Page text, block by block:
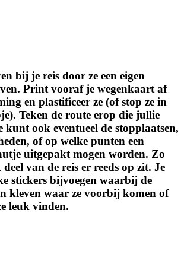
bij je reis door ze een eigen
Print vooraf je wegenkaart af
en plastificeer ze (of stop ze in
Teken de route erop die jullie
kunt ook eventueel de stopplaatsen,
of op welke punten een
uitgepakt mogen worden. Zo
van de reis er reeds op zit. Je
stickers bijvoegen waarbij de
kleven waar ze voorbij komen of
leuk vinden.